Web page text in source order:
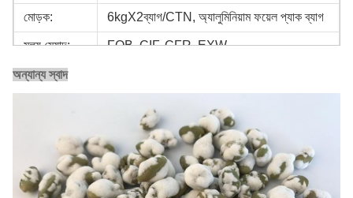
মোড়ক: 6kgX2ব্যাগ/CTN, অ্যালুমিনিয়াম ফয়েল প্যাক ব্যাগ
মূল্য মেয়াদ: FOB, CIF, CFR, EXW
অর্থপ্রদানের
সর্বনিম্ন নির্দেশ: 1 মেট্রিক টন
একক দাম: হালনাগাদ
অন্যান্য স্বাদ